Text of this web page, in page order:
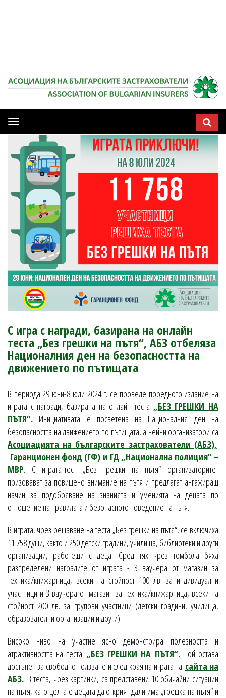
Мобилна
навигация
С игра с награди, базирана на онлайн
теста „Без грешки на пътя“, АБЗ отбеляза
Националния ден на безопасността на
движението по пътищата
В периода 29 юни-8 юли 2024 г. се проведе поредното издание на
играта с награди, базирана на онлайн теста „БЕЗ ГРЕШКИ НА
ПЪТЯ“. Инициативата е посветена на Националния ден на
безопасността на движението по пътищата, а нейни организатори са
Асоциацията на българските застрахователи (АБЗ),
Гаранционен фонд (ГФ) и ГД „Национална полиция“ –
МВР. С играта-тест „Без грешки на пътя“ организаторите
призовават за повишено внимание на пътя и предлагат ангажиращ
начин за подобряване на знанията и уменията на децата по
отношение на правилата и безопасното поведение на пътя.
В играта, чрез решаване на теста „Без грешки на пътя“, се включиха
11 758 души, както и 250 детски градини, училища, библиотеки и други
организации, работещи с деца. Сред тях чрез томбола бяха
разпределени наградите от играта - 3 ваучера от магазин за
техника/книжарница, всеки на стойност 100 лв. за индивидуални
участници и 3 ваучера от магазин за техника/книжарница, всеки на
стойност 200 лв. за групови участници (детски градини, училища,
образователни организации и други).
Високо ниво на участие ясно демонстрира полезността и
атрактивността на теста „БЕЗ ГРЕШКИ НА ПЪТЯ“.Той остава
достъпен за свободно ползване и след края на играта на сайта на
АБЗ. В теста, чрез картинки, са представени 10 обичайни ситуации
на пътя, като целта е децата да открият дали има „грешка на пътя“ и